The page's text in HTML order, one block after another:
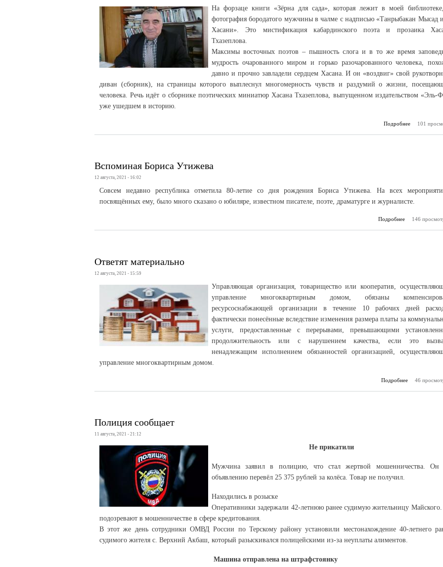
На форзаце книги «Зёрна для сада», которая лежит в моей
фотография бородатого мужчины в чалме с надписью «Танрыбакан Мысад
Хасани». Это мистификация кабардинского поэта и прозаика
Тхазеплова.
Максимы восточных поэтов – пышность слога и в то же время
мудрость очарованного миром и горько разочарованного человека,
давно и прочно завладели сердцем Хасана. И он «воздвиг» свой
диван (сборник), на страницы которого выплеснул многомерность чувств и раздумий о жизни,
человека. Речь идёт о сборнике поэтических миниатюр Хасана Тхазеплова, выпущенном издательством «Эль-
уже ушедшем в историю.
Подробнее
о
101
Вспоминая Бориса Утижева
12 августа, 2021 - 16:02
Совсем недавно республика отметила 80-летие со дня рождения Бориса Утижева. На всех
посвящённых ему, было много сказано о юбиляре, известном писателе, поэте, драматурге и журналисте.
Подробнее
о
146
Ответят материально
12 августа, 2021 - 15:59
Управляющая организация, товарищество или кооператив,
управление многоквартирным домом, обязаны
ресурсоснабжающей организации в течение 10 рабочих дней
фактически понесённые вследствие изменения размера платы за
услуги, предоставленные с перерывами, превышающими
продолжительность или с нарушением качества, если это
ненадлежащим исполнением обязанностей организацией,
управление многоквартирным домом.
Подробнее о Ответят
46
Полиция сообщает
11 августа, 2021 - 21:12
Не прикатили
Мужчина заявил в полицию, что стал жертвой мошенничества. Он
объявлению перевёл 25 375 рублей за колёса. Товар не получил.
Находились в розыске
Оперативники задержали 42-летнюю ранее судимую жительницу
подозревают в мошенничестве в сфере кредитования.
В этот же день сотрудники ОМВД России по Терскому району установили местонахождение 40-летнего
судимого жителя с. Верхний Акбаш, который разыскивался полицейскими из-за неуплаты алиментов.
Машина отправлена на штрафстоянку